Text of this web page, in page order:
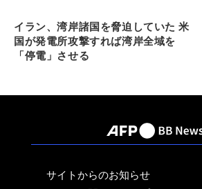
イラン、湾岸諸国を脅迫していた 米
国が発電所攻撃すれば湾岸全域を
「停電」させる
サイトからのお知らせ